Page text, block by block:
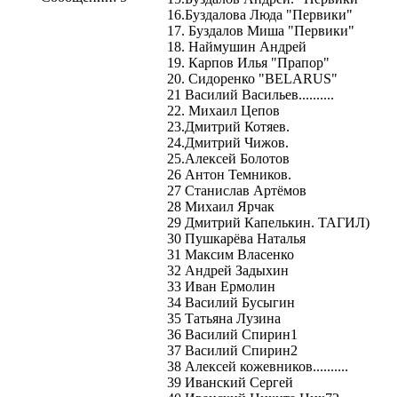
16.Буздалова Люда "Первики"
17. Буздалов Миша "Первики"
18. Наймушин Андрей
19. Карпов Илья "Прапор"
20. Сидоренко "BELARUS"
21 Василий Васильев..........
22. Михаил Цепов
23.Дмитрий Котяев.
24.Дмитрий Чижов.
25.Алексей Болотов
26 Антон Темников.
27 Станислав Артёмов
28 Михаил Ярчак
29 Дмитрий Капелькин. ТАГИЛ)
30 Пушкарёва Наталья
31 Максим Власенко
32 Андрей Задыхин
33 Иван Ермолин
34 Василий Бусыгин
35 Татьяна Лузина
36 Василий Спирин1
37 Василий Спирин2
38 Алексей кожевников..........
39 Иванский Сергей